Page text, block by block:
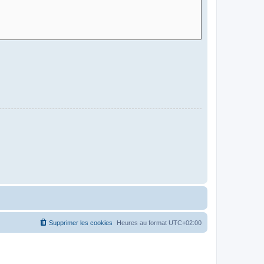
Heures au format UTC+02:00
Supprimer les cookies